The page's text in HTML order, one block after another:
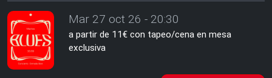
Mar 27 oct 26 - 20:30
a partir de 11€ con tapeo/cena en mesa
exclusiva